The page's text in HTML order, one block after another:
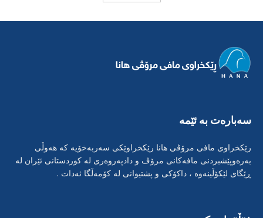
سەبارەت بە ئێمە
رێکخراوی مافی مرۆڤی هانا رێکخراوێکی سەربەخۆیە کە هەوڵی
بەرەوپێشبردنی مافەکانی مرۆڤ و دادپەروەری لە کوردستانی ئێران لە
ڕێگای لێکۆڵینەوە ، داکۆکی و پشتیوانی لە کۆمەڵگا ئەدات .